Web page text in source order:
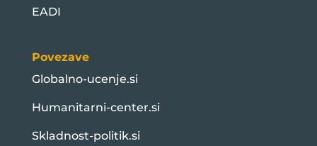
EADI
Povezave
Globalno-ucenje.si
Humanitarni-center.si
Skladnost-politik.si